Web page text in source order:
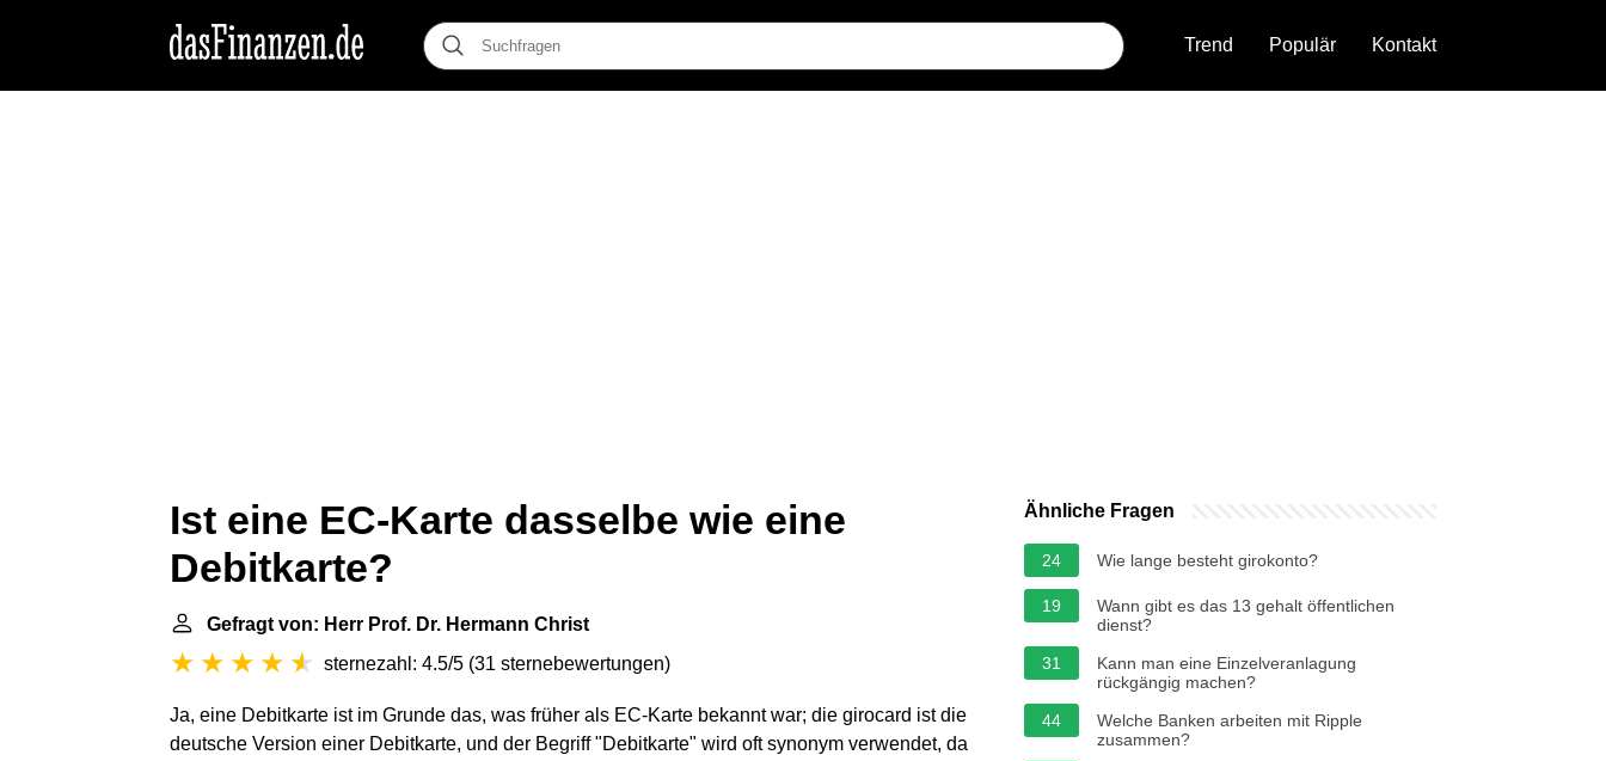
Trend Populär Kontakt
Ist eine EC-Karte dasselbe wie eine
Debitkarte?
Gefragt von: Herr Prof. Dr. Hermann Christ
sternezahl: 4.5/5 (31 sternebewertungen)
Ja, eine Debitkarte ist im Grunde das, was früher als EC-Karte bekannt war; die girocard ist die
deutsche Version einer Debitkarte, und der Begriff "Debitkarte" wird oft synonym verwendet, da
Ähnliche Fragen
24 Wie lange besteht girokonto?
19
Wann gibt es das 13 gehalt öffentlichen
dienst?
31
Kann man eine Einzelveranlagung
rückgängig machen?
44
Welche Banken arbeiten mit Ripple
zusammen?